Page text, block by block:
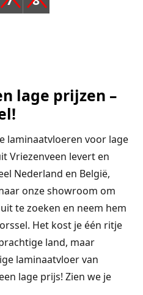
lage prijzen –
laminaatvloeren voor lage
Vriezenveen levert en
Nederland en België,
onze showroom om
te zoeken en neem hem
Het kost je één ritje
land, maar
laminaatvloer van
lage prijs! Zien we je